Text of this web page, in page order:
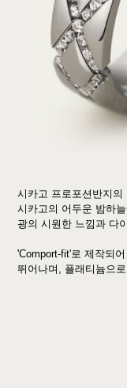
시카고 프로포션반지
시카고의 어두운 밤하
광의 시원한 느낌과 다
'Comport-fit'로 제작되
뛰어나며, 플래티늄으